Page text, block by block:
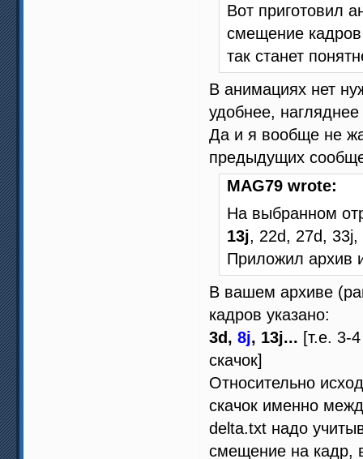
Вот приготовил
смещение
так станет
В анимациях нет
удобнее,
Да и я вообще не
предыдущих
MAG79 wrote:
На выбранном
13j, 22d, 27d,
Приложил архив
В вашем архиве
кадров указано:
3d, 8j, 13j... [т.е. 3-
скачок]
Относительно
скачок именно
delta.txt надо
смещение на кадр,